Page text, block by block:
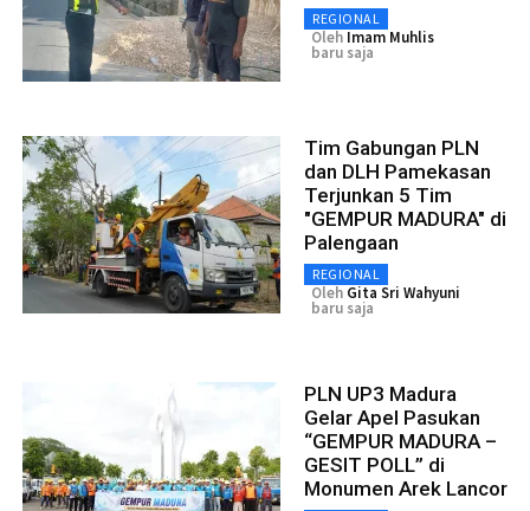
REGIONAL
Oleh Imam Muhlis
baru saja
Tim Gabungan PLN
dan DLH Pamekasan
Terjunkan 5 Tim
"GEMPUR MADURA" di
Palengaan
REGIONAL
Oleh Gita Sri Wahyuni
baru saja
PLN UP3 Madura
Gelar Apel Pasukan
“GEMPUR MADURA –
GESIT POLL” di
Monumen Arek Lancor